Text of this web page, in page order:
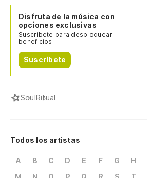
Disfruta de la música con
opciones exclusivas
Suscríbete para desbloquear
beneficios.
Suscríbete
SoulRitual
Todos los artistas
A B C D E F G H